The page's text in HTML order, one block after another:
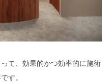
て、効果的かつ効率的に施術
す。